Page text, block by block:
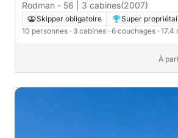
Rodman - 56 | 3 cabines(2007)
Skipper obligatoire Super
10 personnes · 3 cabines · 6 couchages · 17.4
À